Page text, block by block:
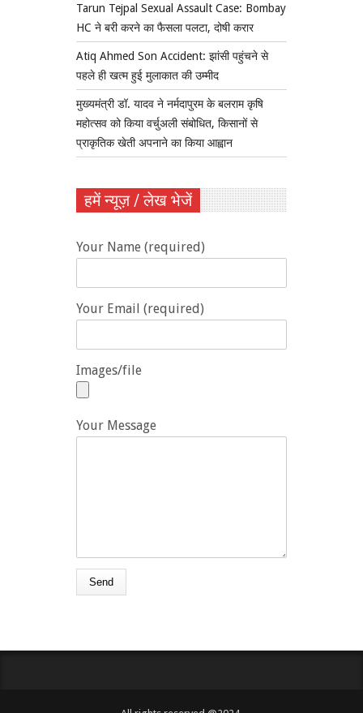
Tarun Tejpal Sexual Assault Case: Bombay
HC ने बरी करने का फैसला पलटा, दोषी करार
Atiq Ahmed Son Accident: झांसी पहुंचने से
पहले ही खत्म हुई मुलाकात की उम्मीद
मुख्यमंत्री डॉ. यादव ने नर्मदापुरम के बलराम कृषि
महोत्सव को किया वर्चुअली संबोधित, किसानों से
प्राकृतिक खेती अपनाने का किया आह्वान
हमें न्यूज़ / लेख भेजें
Your Name (required)
Your Email (required)
Images/file
Your Message